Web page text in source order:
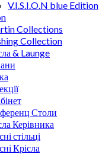
V.I.S.I.O.N blue Edition
Collections
Collection
& Launge
Столи
Керівника
стільці
Крісла